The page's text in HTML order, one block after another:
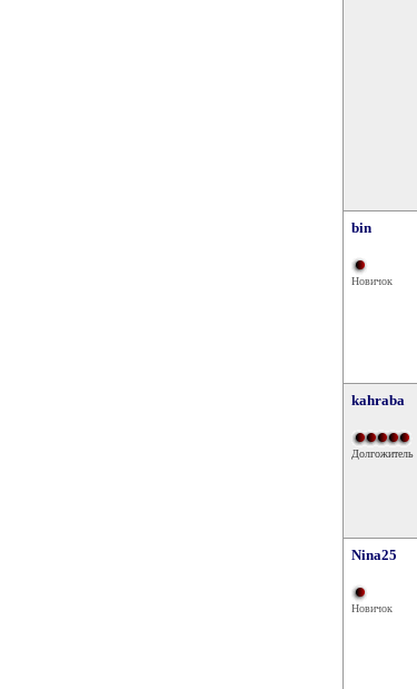
bin
Новичок
kahraba
Долгожитель
Nina25
Новичок